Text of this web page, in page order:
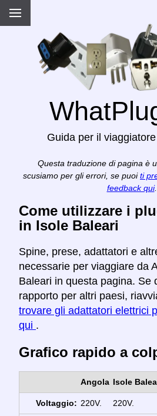
Guida per il
Questa traduzione di pagina è
scusiamo per gli errori, se puoi ti
feedback qui.
Come utilizzare i
in Isole Baleari
Spine, prese, adattatori e
necessarie per viaggiare da
Baleari in questa pagina. Se
rapporto per altri paesi,
trovare gli adattatori elettrici
qui .
Grafico rapido a
Angola Isole
Voltaggio: 220V. 220V.